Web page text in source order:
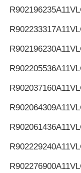
R902196235
R902233317
R902196230
R902205536
R902037160
R902064309
R902061436
R902229240
R902276900